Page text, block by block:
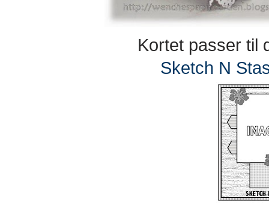
Kortet passer til
Sketch N